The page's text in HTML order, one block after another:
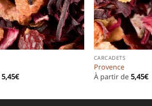
5,45€
CARCADETS
Provence
À partir de 5,45€